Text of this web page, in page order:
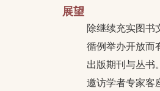
展望
除继续充实图书
循例举办开放而
出版期刊与丛书。
邀访学者专家客